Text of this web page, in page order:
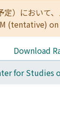
定）におい
(tentative)
Download